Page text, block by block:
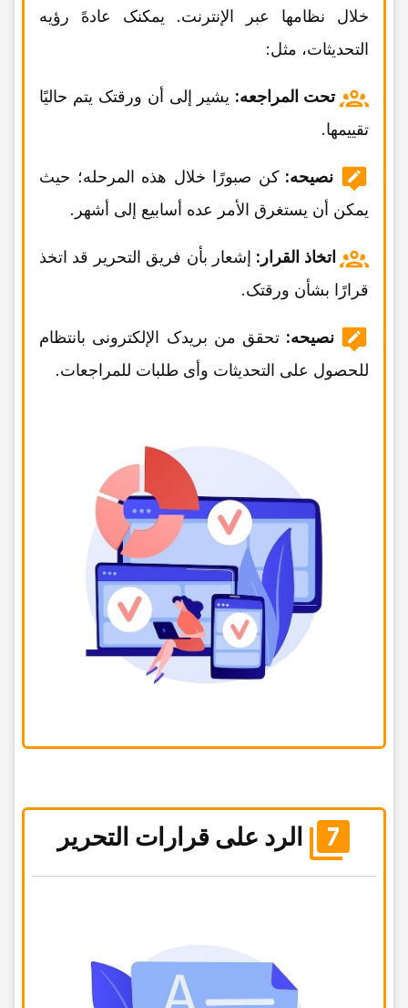
خلال نظامها عبر الإنترنت. یمکنک عادهً رؤیه
التحدیثات، مثل:
تحت المراجعه: یشیر إلى أن ورقتک یتم حالیًا
تقییمها.
نصیحه:کن صبورًا خلال هذه المرحله؛ حیث
یمکن أن یستغرق الأمر عده أسابیع إلى أشهر.
اتخاذ القرار: إشعار بأن فریق التحریر قد اتخذ
قرارًا بشأن ورقتک.
نصیحه: تحقق من بریدک الإلکترونی بانتظام
للحصول على التحدیثات وأی طلبات للمراجعات.
الرد على قرارات التحریر